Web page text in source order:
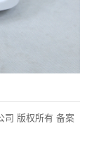
司 版权所有 备案